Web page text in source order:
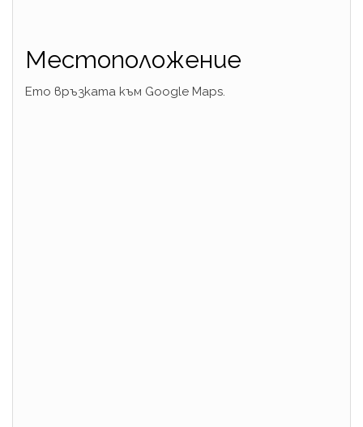
Местоположение
Ето връзката към Google Maps.